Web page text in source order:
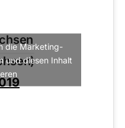
die Marketing-
und diesen Inhalt